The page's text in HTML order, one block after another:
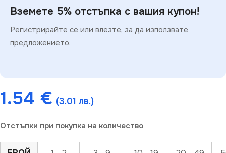
Вземете 5% отстъпка с вашия купон!
Регистрирайте се или влезте, за да използвате
предложението.
1.54 € (3.01 лв.)
Отстъпки при покупка на количество